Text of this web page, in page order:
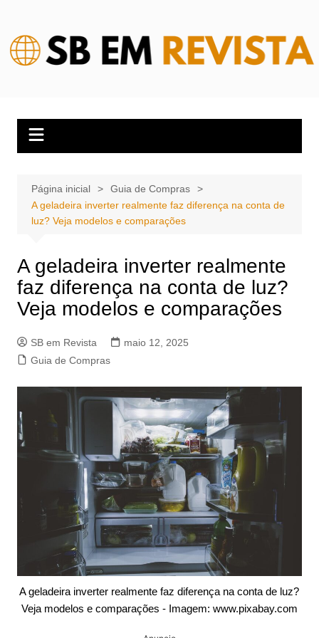
conteúdo
Página inicial
Guia de Compras
A geladeira inverter realmente faz diferença na conta de
luz? Veja modelos e comparações
A geladeira inverter realmente
faz diferença na conta de luz?
Veja modelos e comparações
SB em Revista
maio 12, 2025
Guia de Compras
A geladeira inverter realmente faz diferença na conta de luz?
Veja modelos e comparações - Imagem: www.pixabay.com